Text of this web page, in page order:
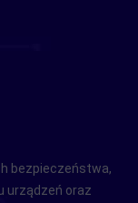
bezpieczeństwa,
urządzeń oraz